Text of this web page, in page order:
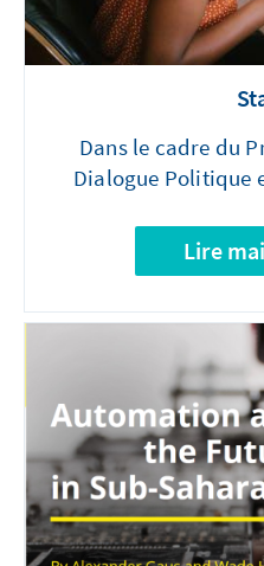
Dans le cadre du
Dialogue Politique
Lire